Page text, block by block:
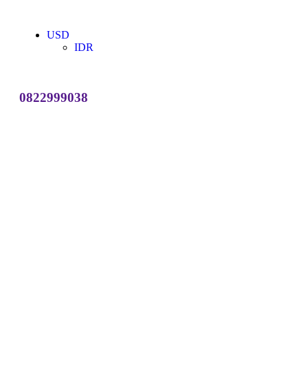
USD
IDR
0822999038